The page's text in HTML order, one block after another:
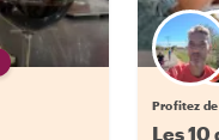
Profitez
Les